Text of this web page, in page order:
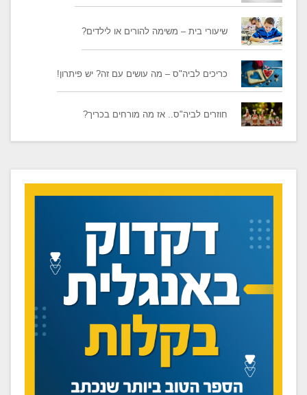
​שיעורי בית – משימה להורים או לילדים?
כריכים לביה"ס – מה עושים עם זה? יש פיתרון!
חוזרים לביה"ס.. אז מה מורחים בכריך?